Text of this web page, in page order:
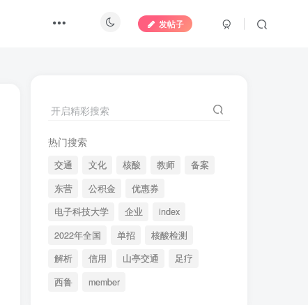
发帖子
开启精彩搜索
热门搜索
交通 文化 核酸 教师
备案
东营
公积金
优惠券
电子科技大学
企业
index
2022年全国
单招
核酸检测
解析
信用 山亭交通
足疗
西鲁
member